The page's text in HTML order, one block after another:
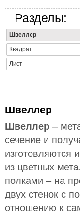
Разделы:
Швеллер
Квадрат
Лист
Швеллер
Швеллер –
сечение и
изготовляются
из цветных
полками – на
двух стенок с
отношению к